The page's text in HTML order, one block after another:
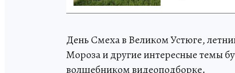
День Смеха в Великом Устюге,
Мороза и другие интересные темы
волшебником видеоподборке.